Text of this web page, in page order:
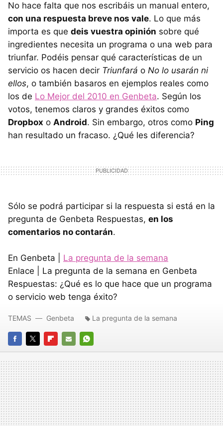
No hace falta que nos escribáis un manual entero,
con una respuesta breve nos vale. Lo que más
importa es que deis vuestra opinión sobre qué
ingredientes necesita un programa o una web para
triunfar. Podéis pensar qué características de un
servicio os hacen decir Triunfará o No lo usarán ni
ellos, o también basaros en ejemplos reales como
los de Lo Mejor del 2010 en Genbeta. Según los
votos, tenemos claros y grandes éxitos como
Dropbox o Android. Sin embargo, otros como Ping
han resultado un fracaso. ¿Qué les diferencia?
Sólo se podrá participar si la respuesta si está en la
pregunta de Genbeta Respuestas, en los
comentarios no contarán.
En Genbeta | La pregunta de la semana
Enlace | La pregunta de la semana en Genbeta
Respuestas: ¿Qué es lo que hace que un programa
o servicio web tenga éxito?
FACEBOOK
TWITTERFLIPBOARD
E-
MAIL
WHATSAPP
TEMAS Genbeta La pregunta de la semana